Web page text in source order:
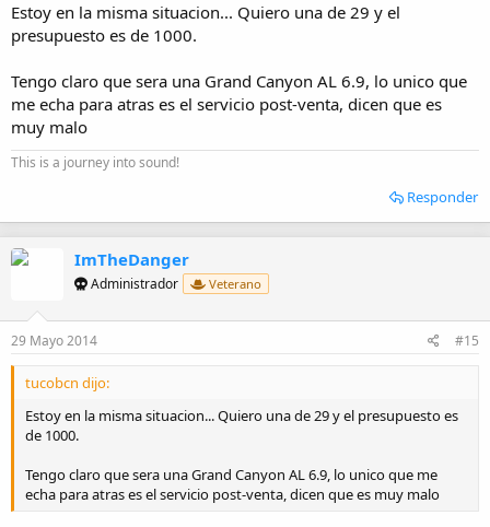
Estoy en la misma situacion... Quiero una de 29 y el
presupuesto es de 1000.
Tengo claro que sera una Grand Canyon AL 6.9, lo unico que
me echa para atras es el servicio post-venta, dicen que es
muy malo
This is a journey into sound!
Responder
ImTheDanger
Administrador Veterano
29 Mayo 2014 #15
tucobcn dijo:
Estoy en la misma situacion... Quiero una de 29 y el presupuesto es
de 1000.
Tengo claro que sera una Grand Canyon AL 6.9, lo unico que me
echa para atras es el servicio post-venta, dicen que es muy malo